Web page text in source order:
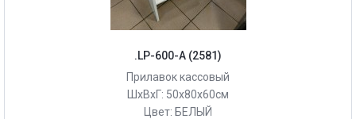
.LP-600-A (2581)
Прилавок кассовый
ШхВхГ: 50х80х60см
Цвет: БЕЛЫЙ